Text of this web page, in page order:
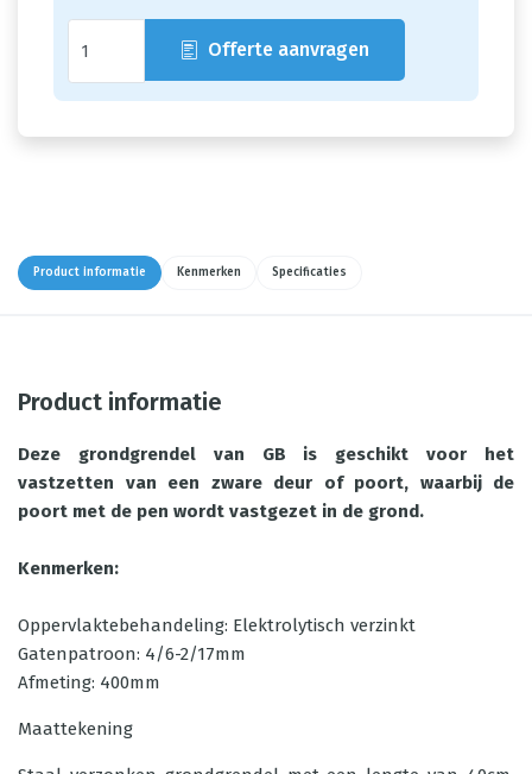
Offerte aanvragen
Product informatie Kenmerken Specificaties
Product informatie
Deze grondgrendel van GB is geschikt voor het
vastzetten van een zware deur of poort, waarbij de
poort met de pen wordt vastgezet in de grond.
Kenmerken:
Oppervlaktebehandeling: Elektrolytisch verzinkt
Gatenpatroon: 4/6-2/17mm
Afmeting: 400mm
Maattekening